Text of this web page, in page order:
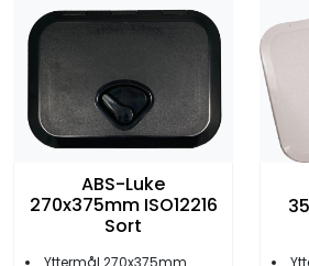
ABS-Luke
270x375mm ISO12216
Sort
Yttermål 270x375mm